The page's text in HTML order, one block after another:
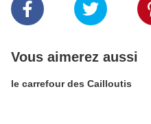
Vous aimerez aussi
le carrefour des Cailloutis